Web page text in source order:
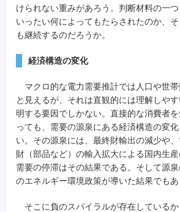
けられない重みがあろう。判断材料の一
いったい何によってもたらされたのか、
も継続するのだろうか。
経済構造の変化
マクロ的な電力需要推計では人口や世
と見えるが、それは直観的には理解しや
明する要因でしかない。直接的な消費者
っても、需要の源泉にある経済構造の変
い。その源泉には、最終財輸出の減少や
財（部品など）の輸入拡大による国内生
需要の停滞はその結果である。そして源
のエネルギー環境政策が導いた結果でもあ
そこに負のスパイラルが存在している